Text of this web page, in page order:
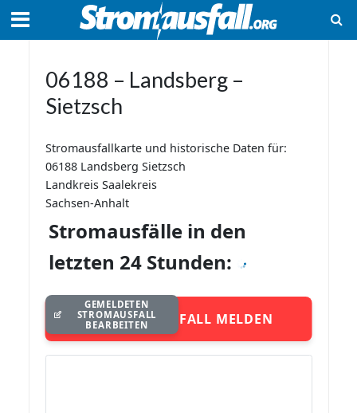
06188 – Landsberg –
Sietzsch
Stromausfallkarte und historische Daten für:
06188 Landsberg Sietzsch
Landkreis Saalekreis
Sachsen-Anhalt
Stromausfälle in den
letzten 24 Stunden:
STROMAUSFALL MELDEN
GEMELDETEN
STROMAUSFALL
BEARBEITEN